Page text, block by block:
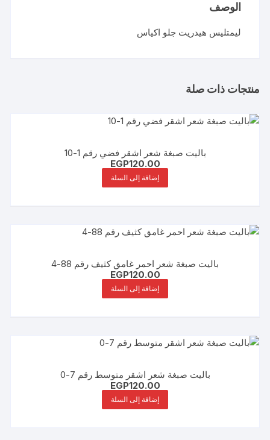
الوصف
ليمتليس هيدريت جلو اكياس
منتجات ذات صلة
باليت صبغة شعر اشقر فضي رقم 1-10
EGP120.00
إضافة إلى السلة
باليت صبغة شعر احمر غامق كثيف رقم 88-4
EGP120.00
إضافة إلى السلة
باليت صبغة شعر اشقر متوسط رقم 7-0
EGP120.00
إضافة إلى السلة